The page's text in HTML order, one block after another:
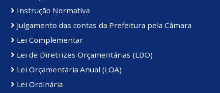
Instrução Normativa
Julgamento das contas da Prefeitura pela Câmara
Lei Complementar
Lei de Diretrizes Orçamentárias (LDO)
Lei Orçamentária Anual (LOA)
Lei Ordinária